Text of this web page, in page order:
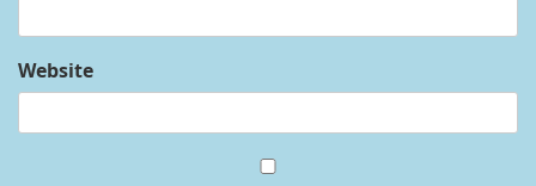
Website